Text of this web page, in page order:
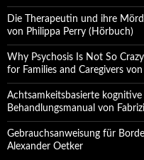
Die Therapeutin und ihre
von Philippa Perry (Hörbuch)
Why Psychosis Is Not So
for Families and Caregivers
Achtsamkeitsbasierte
Behandlungsmanual von
Gebrauchsanweisung für
Alexander Oetker